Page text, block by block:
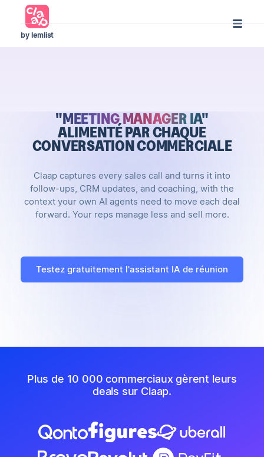
by lemlist
"MEETING MANAGER IA"
ALIMENTÉ PAR CHAQUE
CONVERSATION COMMERCIALE
Claap captures every sales call and turns it into
follow-ups, CRM updates, and coaching, with the
context your own AI agents need to move each deal
forward. Your reps manage less and sell more.
Testez gratuitement l'assistant IA de réunion
Plus de 10 000 commerciaux gèrent leurs
deals sur Claap.